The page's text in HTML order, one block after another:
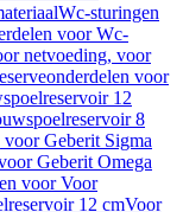
Wc-sturingen
voor Wc-
netvoeding, voor
voor
12
8
Geberit Sigma
Geberit Omega
voor Voor
12 cmVoor